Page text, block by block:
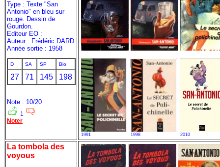
Type : Texte "San
Antonio" en bleu sur
rouge. Dessin de
Gourdon.
Editeur EO :
Auteur : Frédéric DARD
Année sortie : 1958
D SA SP Bio
27 71 145 198
Note : 10/20
1
Noter
1991 1998 2010
La tombola des
voyous